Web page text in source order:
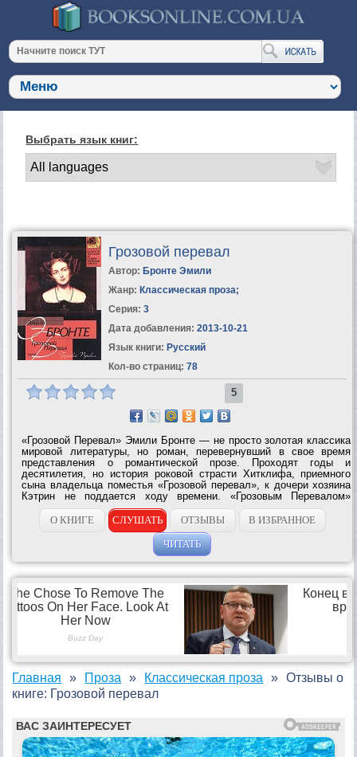
Выбрать язык книг:
Грозовой перевал
Автор: Бронте Эмили
Жанр: Классическая проза;
Серия: 3
Дата добавления: 2013-10-21
Язык книги: Русский
Кол-во страниц: 78
5
«Грозовой Перевал» Эмили Бронте — не просто золотая классика
мировой литературы, но роман, перевернувший в свое время
представления о романтической прозе. Проходят годы и
десятилетия, но история роковой страсти Хитклифа, приемного
сына владельца поместья «Грозовой перевал», к дочери хозяина
Кэтрин не поддается ходу времени. «Грозовым Перевалом»
зачитывалось уже много поколений женщин — продолжают
зачитываться и сейчас. Эта...
О КНИГЕ СЛУШАТЬ ОТЗЫВЫ
В ИЗБРАННОЕ
ЧИТАТЬ
Главная Проза Классическая проза
Отзывы о
книге: Грозовой перевал